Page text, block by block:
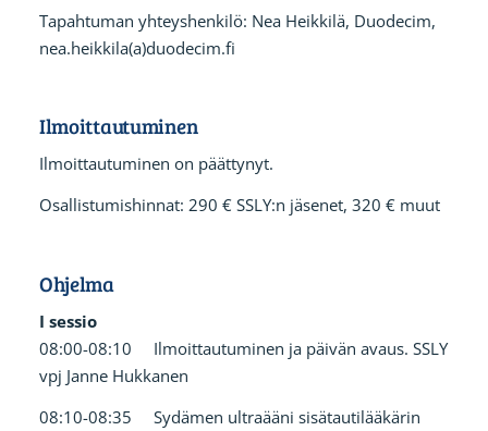
Tapahtuman yhteyshenkilö: Nea Heikkilä, Duodecim,
nea.heikkila(a)duodecim.fi
Ilmoittautuminen
Ilmoittautuminen on päättynyt.
Osallistumishinnat: 290 € SSLY:n jäsenet, 320 € muut
Ohjelma
I sessio
08:00-08:10 Ilmoittautuminen ja päivän avaus. SSLY
vpj Janne Hukkanen
08:10-08:35 Sydämen ultraääni sisätautilääkärin